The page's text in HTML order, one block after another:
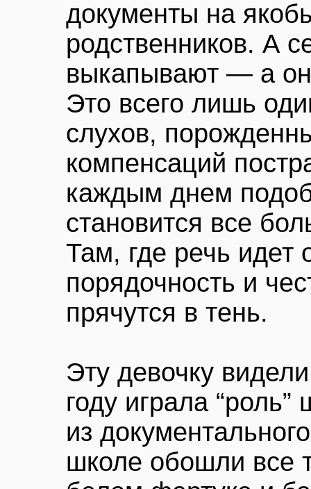
документы на
родственников. А
выкапывают — а
Это всего лишь
слухов,
компенсаций
каждым днем
становится все
Там, где речь идет
порядочность и
прячутся в тень.
Эту девочку
году играла
из
школе обошли все